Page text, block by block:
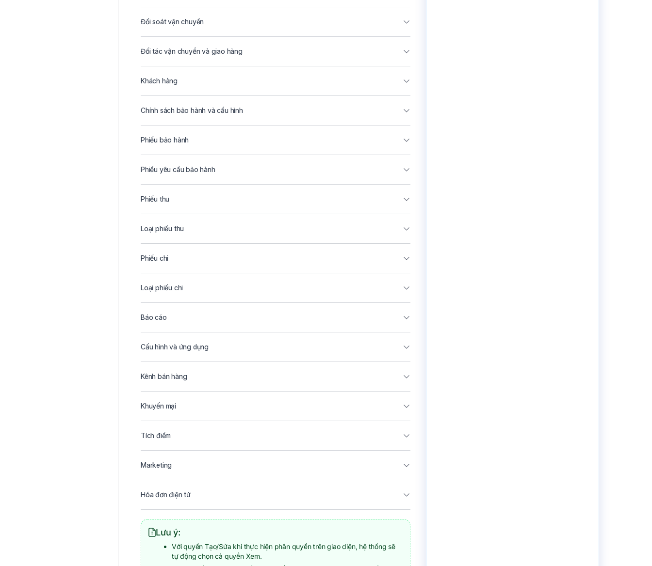
Đối soát vận chuyển
Đối tác vận chuyển và giao hàng
Khách hàng
Chính sách bảo hành và cấu hình
Phiếu bảo hành
Phiếu yêu cầu bảo hành
Phiếu thu
Loại phiếu thu
Phiếu chi
Loại phiếu chi
Báo cáo
Cấu hình và ứng dụng
Kênh bán hàng
Khuyến mại
Tích điểm
Marketing
Hóa đơn điện tử
Lưu ý:
Với quyền Tạo/Sửa khi thực hiện phân quyền trên giao diện, hệ thống sẽ
tự động chọn cả quyền Xem.